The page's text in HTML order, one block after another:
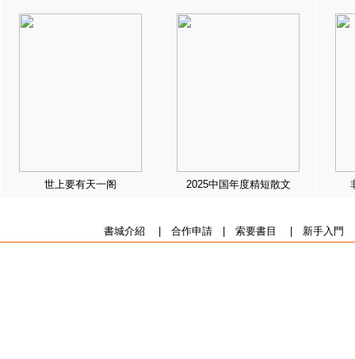
世上要有天一阁 2025中国年度精短散文
書城介紹 合作申請| 索要書目 新手入門